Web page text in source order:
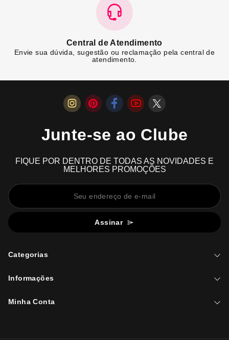
Central de Atendimento
Envie sua dúvida, sugestão ou reclamação pela central de
atendimento.
Junte-se ao Clube
FIQUE POR DENTRO DE TODAS AS NOVIDADES E
MELHORES PROMOÇÕES
Assinar
Categorias
Informações
Minha Conta